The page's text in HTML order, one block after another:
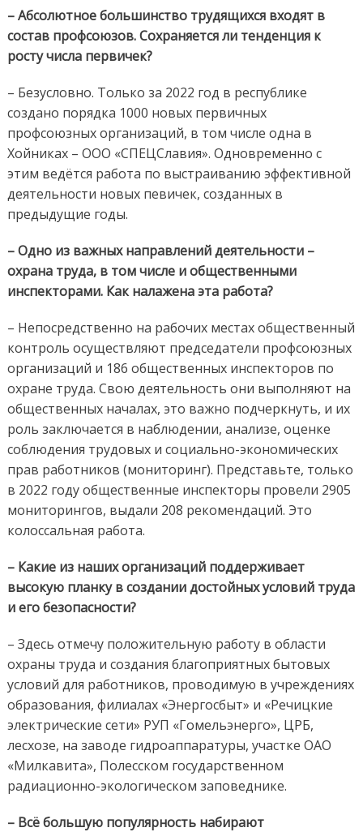
– Абсолютное большинство трудящихся входят в
состав профсоюзов. Сохраняется ли тенденция к
росту числа первичек?
– Безусловно. Только за 2022 год в республике
создано порядка 1000 новых первичных
профсоюзных организаций, в том числе одна в
Хойниках – ООО «СПЕЦСлавия». Одновременно с
этим ведётся работа по выстраиванию эффективной
деятельности новых певичек, созданных в
предыдущие годы.
– Одно из важных направлений деятельности –
охрана труда, в том числе и общественными
инспекторами. Как налажена эта работа?
– Непосредственно на рабочих местах общественный
контроль осуществляют председатели профсоюзных
организаций и 186 общественных инспекторов по
охране труда. Свою деятельность они выполняют на
общественных началах, это важно подчеркнуть, и их
роль заключается в наблюдении, анализе, оценке
соблюдения трудовых и социально-экономических
прав работников (мониторинг). Представьте, только
в 2022 году общественные инспекторы провели 2905
мониторингов, выдали 208 рекомендаций. Это
колоссальная работа.
– Какие из наших организаций поддерживает
высокую планку в создании достойных условий труда
и его безопасности?
– Здесь отмечу положительную работу в области
охраны труда и создания благоприятных бытовых
условий для работников, проводимую в учреждениях
образования, филиалах «Энергосбыт» и «Речицкие
электрические сети» РУП «Гомельэнерго», ЦРБ,
лесхозе, на заводе гидроаппаратуры, участке ОАО
«Милкавита», Полесском государственном
радиационно-экологическом заповеднике.
– Всё большую популярность набирают